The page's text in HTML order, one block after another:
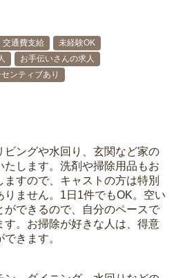
交通費支給
未経験OK
お手伝いさんの求人
ンティブあり
ビングや水回り、玄関など家の
します。洗剤や掃除用品もお
すので、キャストの方は特別
ません。1日1件でもOK。空い
ができるので、自分のペースで
。お掃除が好きな人は、得意
きます。